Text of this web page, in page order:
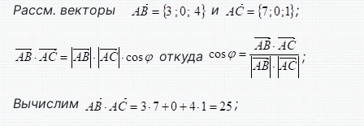
Рассм. векторы и ;
откуда ;
Вычислим ;